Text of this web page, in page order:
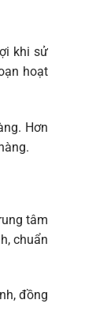
khi sử
hoạt
Hơn
tâm
chuẩn
đồng